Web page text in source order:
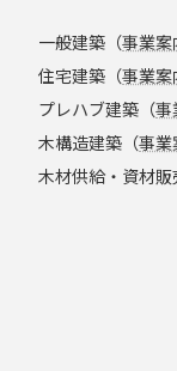
一般建築（事業案
住宅建築（事業案
プレハブ建築（事
木構造建築（事業
木材供給・資材販